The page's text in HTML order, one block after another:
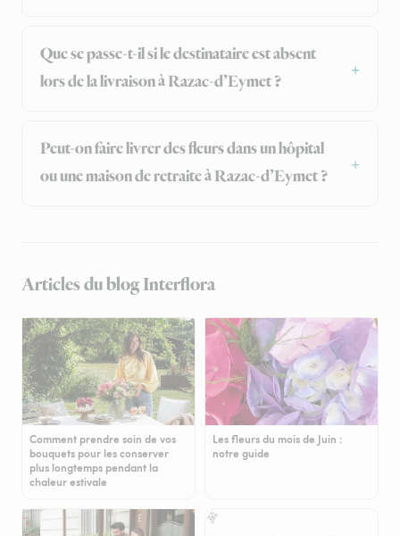
Que se passe-t-il si le destinataire est absent
lors de la livraison à Razac-d’Eymet ?
Peut-on faire livrer des fleurs dans un hôpital
ou une maison de retraite à Razac-d’Eymet ?
Articles du blog Interflora
Comment prendre soin de vos
bouquets pour les conserver
plus longtemps pendant la
chaleur estivale
Les fleurs du mois de Juin :
notre guide